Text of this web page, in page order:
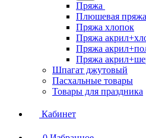
Пряжа
Плюшевая пряжа
Пряжа хлопок
Пряжа
Пряжа
Пряжа
Шпагат джутовый
Пасхальные товары
Товары для праздника
Кабинет